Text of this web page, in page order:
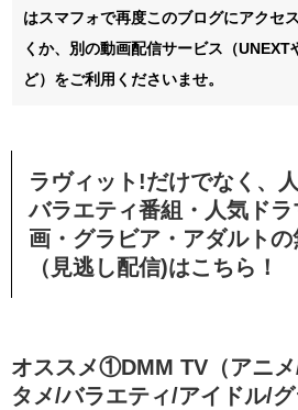
はスマフォで再度このブログにアクセ
くか、別の動画配信サービス（
ど）をご利用くださいませ。
ラヴィット!だけでなく、
バラエティ番組・人気ド
画・グラビア・アダルト
（見逃し配信)はこちら！
オススメ①DMM TV（アニ
タメ/バラエティ/アイドル/